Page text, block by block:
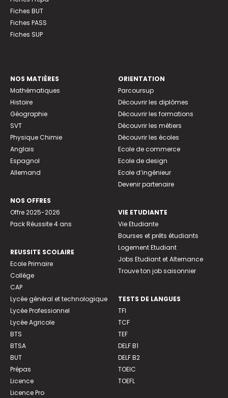
Fiches BUT
Fiches PASS
Fiches SUP
NOS MATIÈRES
Mathématiques
Histoire
Géographie
SVT
Physique Chimie
Anglais
Espagnol
Allemand
NOS OFFRES
Offre 2025-2026
Pack Réussite 4 ans
REUSSITE SCOLAIRE
Ecole Primaire
Collège
CAP
Lycée général et technologique
Lycée Professionnel
Lycée Agricole
BTS
BTSA
BUT
Prépas
Licence
Licence Pro
ORIENTATION
Parcoursup
Découvrir les diplômes
Découvrir les formations
Découvrir les métiers
Découvrir les écoles
Ecole de commerce
Ecole de design
Ecole d’ingénieur
Devenir partenaire
VIE ETUDIANTE
Vie Etudiante
Bourses et prêts étudiants
Logement Etudiant
Jobs Etudiant et Alternance
Trouve ton job saisonnier
TESTS DE LANGUES
TFI
TCF
TEF
DELF B1
DELF B2
TOEIC
TOEFL